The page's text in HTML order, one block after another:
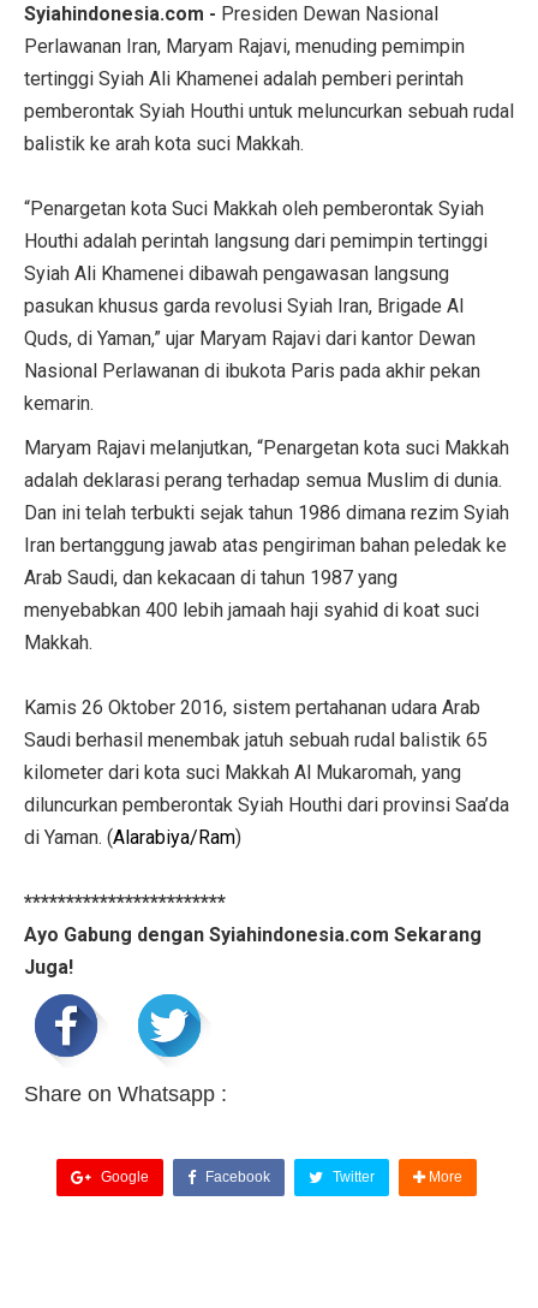
Syiahindonesia.com - Presiden Dewan Nasional
Perlawanan Iran, Maryam Rajavi, menuding pemimpin
tertinggi Syiah Ali Khamenei adalah pemberi perintah
pemberontak Syiah Houthi untuk meluncurkan sebuah rudal
balistik ke arah kota suci Makkah.
“Penargetan kota Suci Makkah oleh pemberontak Syiah
Houthi adalah perintah langsung dari pemimpin tertinggi
Syiah Ali Khamenei dibawah pengawasan langsung
pasukan khusus garda revolusi Syiah Iran, Brigade Al
Quds, di Yaman,” ujar Maryam Rajavi dari kantor Dewan
Nasional Perlawanan di ibukota Paris pada akhir pekan
kemarin.
Maryam Rajavi melanjutkan, “Penargetan kota suci Makkah
adalah deklarasi perang terhadap semua Muslim di dunia.
Dan ini telah terbukti sejak tahun 1986 dimana rezim Syiah
Iran bertanggung jawab atas pengiriman bahan peledak ke
Arab Saudi, dan kekacaan di tahun 1987 yang
menyebabkan 400 lebih jamaah haji syahid di koat suci
Makkah.
Kamis 26 Oktober 2016, sistem pertahanan udara Arab
Saudi berhasil menembak jatuh sebuah rudal balistik 65
kilometer dari kota suci Makkah Al Mukaromah, yang
diluncurkan pemberontak Syiah Houthi dari provinsi Saa’da
di Yaman. (Alarabiya/Ram)
************************
Ayo Gabung dengan Syiahindonesia.com Sekarang
Juga!
Share on Whatsapp :
Google Facebook Twitter More